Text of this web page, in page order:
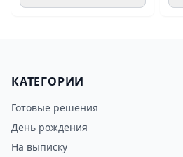
КАТЕГОРИИ
Готовые решения
День рождения
На выписку